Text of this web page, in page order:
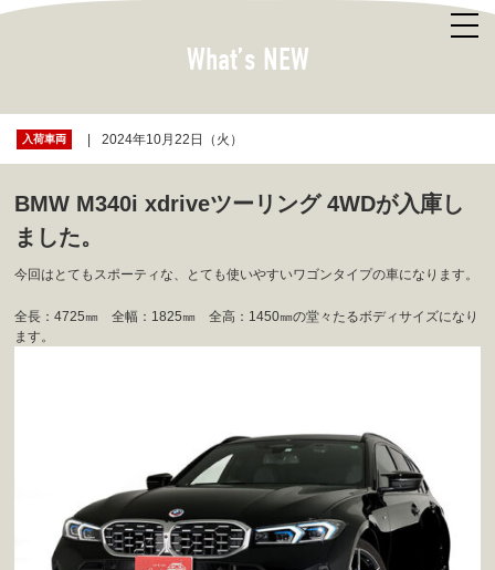
What’s NEW
入荷車両 2024年10月22日（火）
BMW M340i xdriveツーリング 4WDが入庫し
ました。
今回はとてもスポーティな、とても使いやすいワゴンタイプの車になります。
全長：4725㎜ 全幅：1825㎜ 全高：1450㎜の堂々たるボディサイズになり
ます。